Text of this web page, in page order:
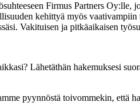
Firmus Partners
kehittyä myös
Vakituisen ja pitkäaikaisen
Lähetäthän hakemuksesi
pyynnöstä toivommekin, että